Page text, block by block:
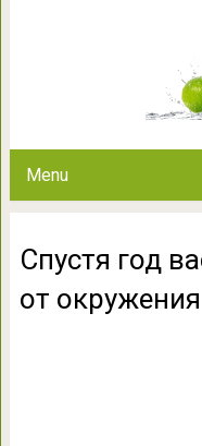
Menu
Спустя год
от окружения